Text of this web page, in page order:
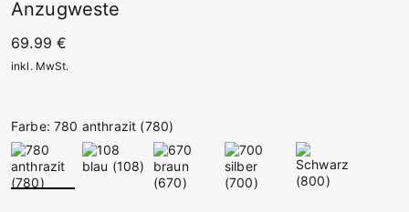
Anzugweste
69.99 €
inkl. MwSt.
Farbe: 780 anthrazit (780)